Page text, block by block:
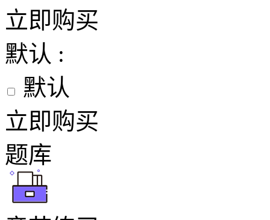
立即购买
默认 :
默认
立即购买
题库